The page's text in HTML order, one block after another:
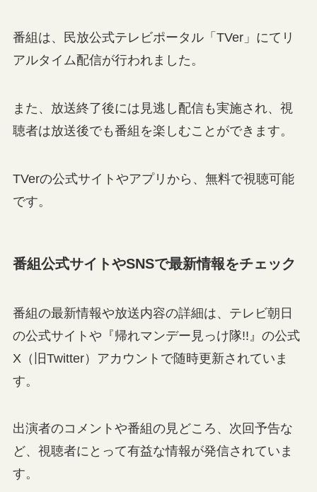
番組は、民放公式テレビポータル「TVer」にてリ
アルタイム配信が行われました。
また、放送終了後には見逃し配信も実施され、視
聴者は放送後でも番組を楽しむことができます。
TVerの公式サイトやアプリから、無料で視聴可能
です。
番組公式サイトやSNSで最新情報をチェック
番組の最新情報や放送内容の詳細は、テレビ朝日
の公式サイトや『帰れマンデー見っけ隊!!』の公式
X（旧Twitter）アカウントで随時更新されていま
す。
出演者のコメントや番組の見どころ、次回予告な
ど、視聴者にとって有益な情報が発信されていま
す。